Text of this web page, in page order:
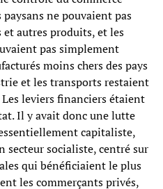
ne pouvaient pas
et autres produits, et les
pas simplement
moins chers des pays
et les transports restaient
leviers financiers étaient
Il y avait donc une lutte
capitaliste,
secteur socialiste, centré sur
qui bénéficiaient le plus
les commerçants privés,